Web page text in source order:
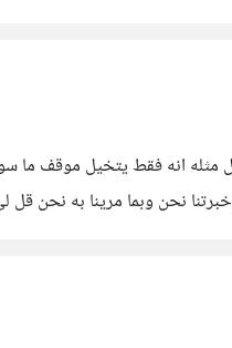
مثله انه فقط يتخيل موقف ما
نحن وبما مرينا به نحن